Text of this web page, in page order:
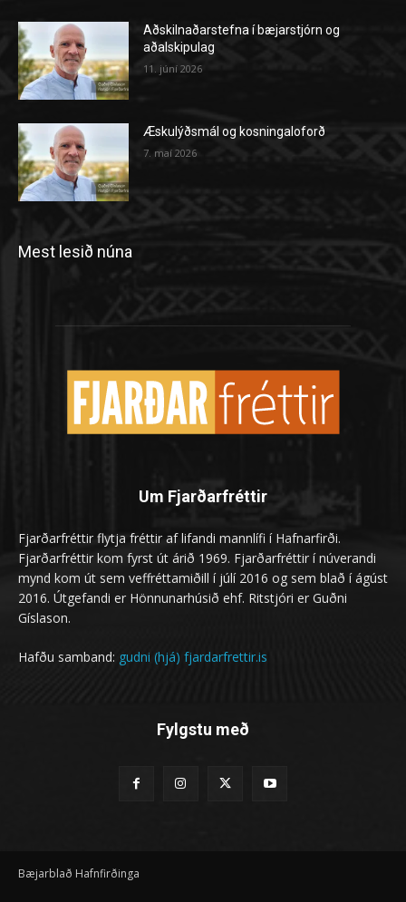
Aðskilnaðarstefna í bæjarstjórn og
aðalskipulag
11. júní 2026
Æskulýðsmál og kosningaloforð
7. maí 2026
Mest lesið núna
Um Fjarðarfréttir
Fjarðarfréttir flytja fréttir af lifandi mannlífi í Hafnarfirði.
Fjarðarfréttir kom fyrst út árið 1969. Fjarðarfréttir í núverandi
mynd kom út sem veffréttamiðill í júlí 2016 og sem blað í ágúst
2016. Útgefandi er Hönnunarhúsið ehf. Ritstjóri er Guðni
Gíslason.
Hafðu samband: gudni (hjá) fjardarfrettir.is
Fylgstu með
Bæjarblað Hafnfirðinga